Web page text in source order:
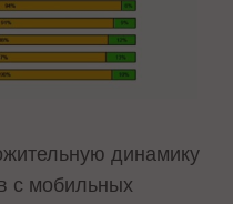
динамику
с мобильных